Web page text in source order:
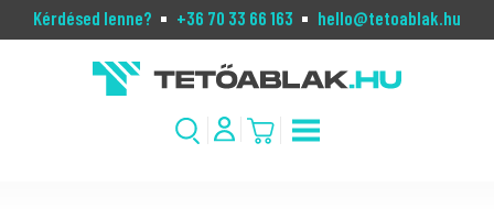
Kérdésed lenne? +36 70 33 66 163 hello@tetoablak.hu